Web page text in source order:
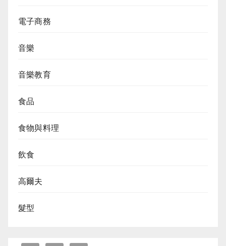
電子商務
音樂
音樂教育
食品
食物與料理
飲食
高爾夫
髮型